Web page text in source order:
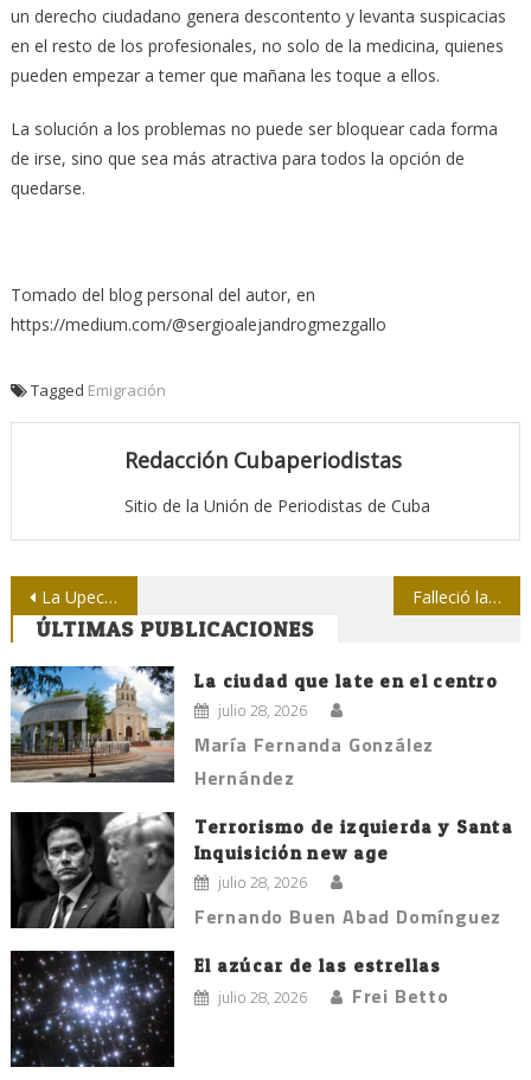
un derecho ciudadano genera descontento y levanta suspicacias
en el resto de los profesionales, no solo de la medicina, quienes
pueden empezar a temer que mañana les toque a ellos.
La solución a los problemas no puede ser bloquear cada forma
de irse, sino que sea más atractiva para todos la opción de
quedarse.
Tomado del blog personal del autor, en
https://medium.com/@sergioalejandrogmezgallo
Tagged Emigración
Redacción Cubaperiodistas
Sitio de la Unión de Periodistas de Cuba
Navegación
de
entradas
La Upec está haciendo mucho, dijo Díaz-Canel Falleció la periodista Ada Oramas Esquerro
ÚLTIMAS PUBLICACIONES
La ciudad que late en el centro
julio 28, 2026
María Fernanda González
Hernández
Terrorismo de izquierda y Santa
Inquisición new age
julio 28, 2026
Fernando Buen Abad Domínguez
El azúcar de las estrellas
julio 28, 2026 Frei Betto